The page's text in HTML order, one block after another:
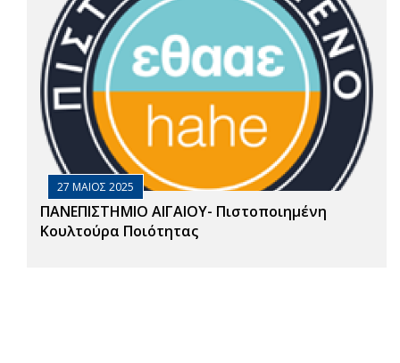
27 ΜΑΙΟΣ 2025
ΠΑΝΕΠΙΣΤΗΜΙΟ ΑΙΓΑΙΟΥ- Πιστοποιημένη
Κουλτούρα Ποιότητας